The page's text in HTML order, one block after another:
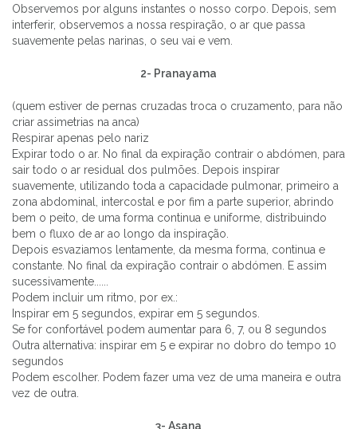
Observemos por alguns instantes o nosso corpo. Depois, sem
interferir, observemos a nossa respiração, o ar que passa
suavemente pelas narinas, o seu vai e vem.
2- Pranayama
(quem estiver de pernas cruzadas troca o cruzamento, para não
criar assimetrias na anca)
Respirar apenas pelo nariz
Expirar todo o ar. No final da expiração contrair o abdómen, para
sair todo o ar residual dos pulmões. Depois inspirar
suavemente, utilizando toda a capacidade pulmonar, primeiro a
zona abdominal, intercostal e por fim a parte superior, abrindo
bem o peito, de uma forma continua e uniforme, distribuindo
bem o fluxo de ar ao longo da inspiração.
Depois esvaziamos lentamente, da mesma forma, continua e
constante. No final da expiração contrair o abdómen. E assim
sucessivamente......
Podem incluir um ritmo, por ex.:
Inspirar em 5 segundos, expirar em 5 segundos.
Se for confortável podem aumentar para 6, 7, ou 8 segundos
Outra alternativa: inspirar em 5 e expirar no dobro do tempo 10
segundos
Podem escolher. Podem fazer uma vez de uma maneira e outra
vez de outra.
3- Asana